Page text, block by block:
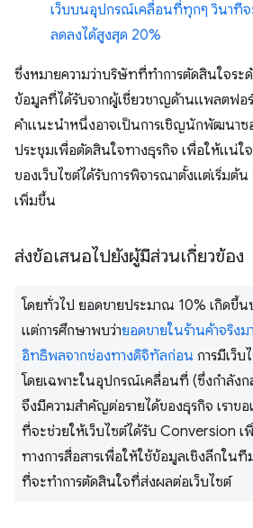
เว็บบนอุปกรณ์เคลื่อนที่ทุกๆ วินาที
ลดลงได้สูงสุด 20%
ซึ่งหมายความว่าบริษัทที่ทําการตัดสินใจระ
ข้อมูลที่ได้รับจากผู้เชี่ยวชาญด้านแพลตฟอ
คําแนะนําหนึ่งอาจเป็นการเชิญนักพัฒนาซ
ประชุมเพื่อตัดสินใจทางธุรกิจ เพื่อให้แน่ใจ
ของเว็บไซต์ได้รับการพิจารณาตั้งแต่เริ่มต้
เพิ่มขึ้น
ส่งข้อเสนอไปยังผู้มีส่วนเกี่ยวข้อง
โดยทั่วไป ยอดขายประมาณ 10% เกิด
แต่การศึกษาพบว่ายอดขายในร้านค้าจริง
อิทธิพลจากช่องทางดิจิทัลก่อน การมีเว็
โดยเฉพาะในอุปกรณ์เคลื่อนที่ (ซึ่งกําลัง
จึงมีความสําคัญต่อรายได้ของธุรกิจ เราขอ
ที่จะช่วยให้เว็บไซต์ได้รับ Conversion เ
ทางการสื่อสารเพื่อให้ใช้ข้อมูลเชิงลึกใน
ที่จะทําการตัดสินใจที่ส่งผลต่อเว็บไซต์